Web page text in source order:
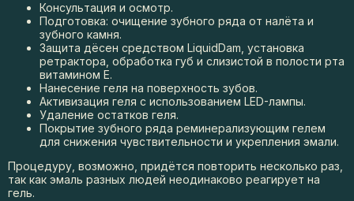
Консультация и осмотр.
Подготовка: очищение зубного ряда от налёта и
зубного камня.
Защита дёсен средством LiquidDam, установка
ретрактора, обработка губ и слизистой в полости рта
витамином Е.
Нанесение геля на поверхность зубов.
Активизация геля с использованием LED-лампы.
Удаление остатков геля.
Покрытие зубного ряда реминерализующим гелем
для снижения чувствительности и укрепления эмали.
Процедуру, возможно, придётся повторить несколько раз,
так как эмаль разных людей неодинаково реагирует на
гель.